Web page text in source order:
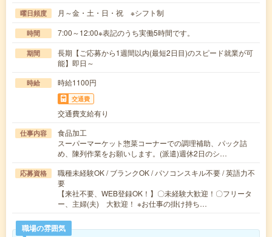
曜日頻度 月～金・土・日・祝 ※シフト制
時間 7:00～12:00※表記のうち実働5時間です。
期間
長期【ご応募から1週間以内(最短2日目)のスピード就業が可
能】即日～
時給 時給1100円
交通費
交通費支給有り
仕事内容
食品加工
スーパーマーケット惣菜コーナーでの調理補助、パック詰
め、陳列作業をお願いします。(派遣)週休2日のシ…
応募資格
職種未経験OK / ブランクOK / パソコンスキル不要 / 英語力不
要
【来社不要、WEB登録OK！】〇未経験大歓迎！〇フリータ
ー、主婦(夫) 大歓迎！ ※お仕事の掛け持ち…
職場の雰囲気